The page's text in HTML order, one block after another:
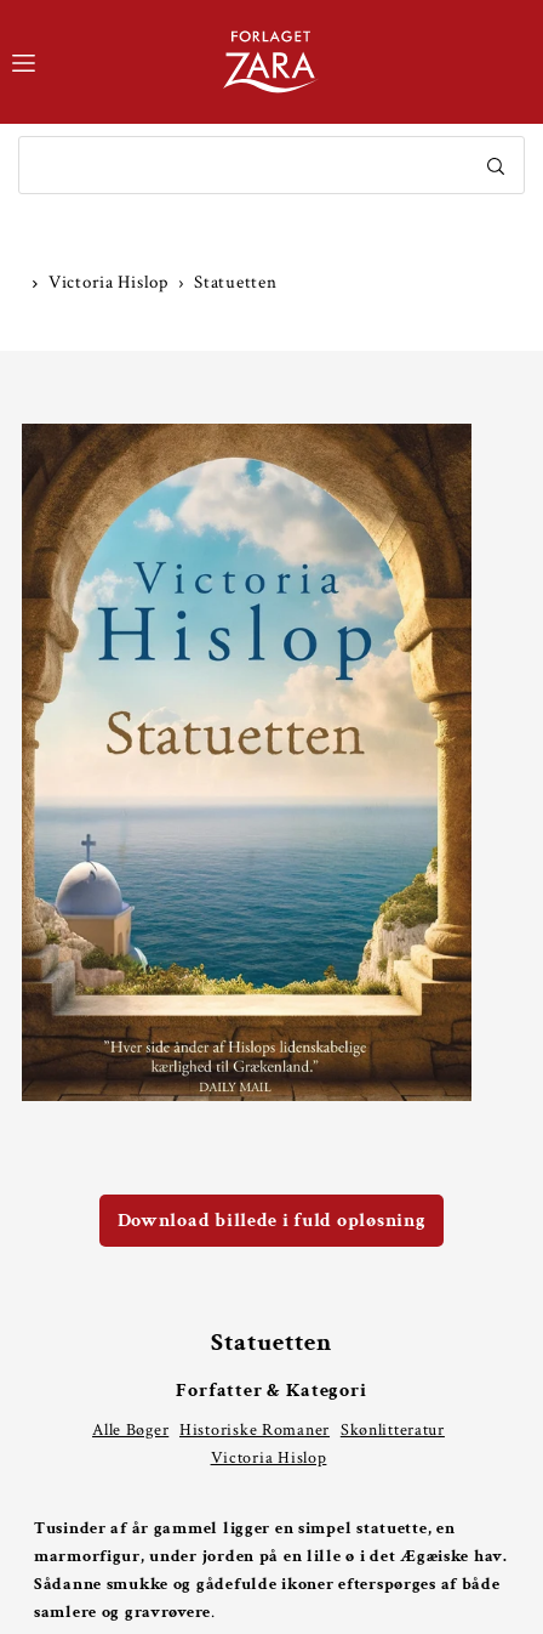
TRANSLATION MISSING: DA.ACCESSIBILITY.SKIP_TO_TEXT
Victoria Hislop Statuetten
Download billede i fuld opløsning
Statuetten
Forfatter & Kategori
Alle Bøger Historiske Romaner Skønlitteratur
Victoria Hislop
Tusinder af år gammel ligger en simpel statuette, en
marmorfigur, under jorden på en lille ø i det Ægæiske hav.
Sådanne smukke og gådefulde ikoner efterspørges af både
samlere og gravrøvere.